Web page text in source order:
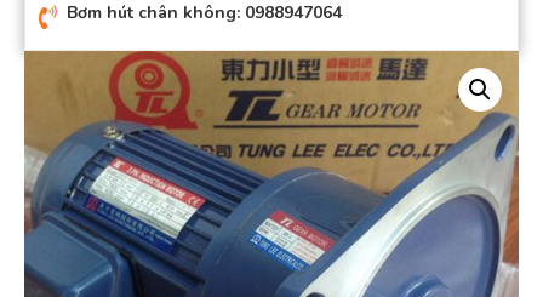
Bơm hút chân không: 0988947064